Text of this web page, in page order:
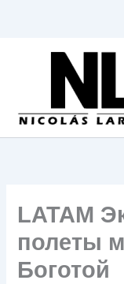
содержимому
LATAM
полеты
Боготой